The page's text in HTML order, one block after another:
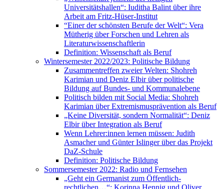
Universitätshallen“: Iuditha Balint über ihre
Arbeit am Fritz-Hüser-Institut
“Einer der schönsten Berufe der Welt“: Vera
Mütherig über Forschen und Lehren als
Literaturwissenschaftlerin
Definition: Wissenschaft als Beruf
Wintersemester 2022/2023: Politische Bildung
Zusammentreffen zweier Welten: Shohreh
Karimian und Deniz Elbir über politische
Bildung auf Bundes- und Kommunalebene
Politisch bilden mit Social Media: Shohreh
Karimian über Extremismusprävention als Beruf
„Keine Diversität, sondern Normalität“: Deniz
Elbir über Integration als Beruf
Wenn Lehrer:innen lernen müssen: Judith
Asmacher und Günter Islinger über das Projekt
DaZ-Schule
Definition: Politische Bildung
Sommersemester 2022: Radio und Fernsehen
„Geht ein Germanist zum Öffentlich-
rechtlichen…“: Korinna Hennig und Oliver